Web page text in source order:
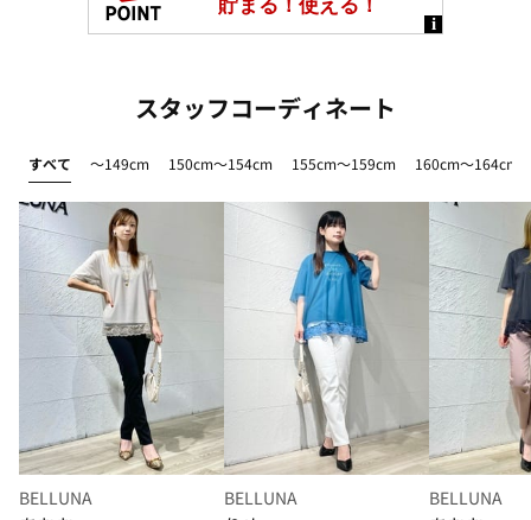
スタッフコーディネート
すべて ～149cm 150cm～154cm 155cm～159cm 160cm～164cm
BELLUNA BELLUNA BELLUNA